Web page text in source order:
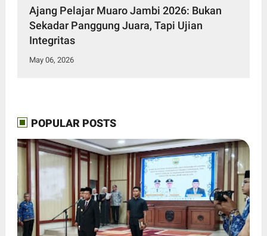
Ajang Pelajar Muaro Jambi 2026: Bukan
Sekadar Panggung Juara, Tapi Ujian
Integritas
May 06, 2026
POPULAR POSTS